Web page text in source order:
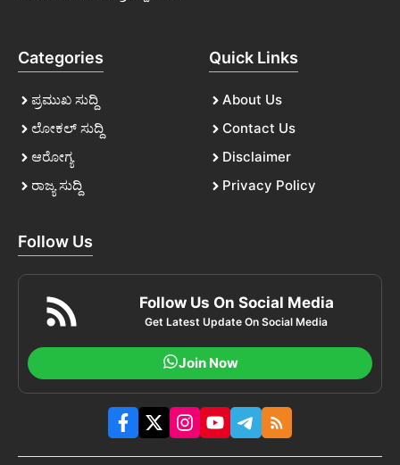
Categories
ಪ್ರಮುಖ ಸುದ್ದಿ
ಲೋಕಲ್ ಸುದ್ದಿ
ಆರೋಗ್ಯ
ರಾಜ್ಯ ಸುದ್ದಿ
Quick Links
About Us
Contact Us
Disclaimer
Privacy Policy
Follow Us
Follow Us On Social Media
Get Latest Update On Social Media
Join Now